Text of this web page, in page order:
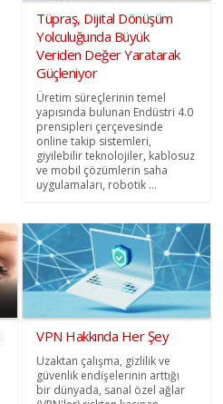
Tüpraş, Dijital Dönüşüm
Yolculuğunda Büyük
Veriden Değer Yaratarak
Güçleniyor
Üretim süreçlerinin temel
yapısında bulunan Endüstri 4.0
prensipleri çerçevesinde
online takip sistemleri,
giyilebilir teknolojiler, kablosuz
ve mobil çözümlerin saha
uygulamaları, robotik ...
VPN Hakkında Her Şey
Uzaktan çalışma, gizlilik ve
güvenlik endişelerinin arttığı
bir dünyada, sanal özel ağlar